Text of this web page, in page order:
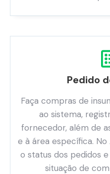
Pedido
Faça compras de
ao sistema,
fornecedor, além de
e à área específica.
o status dos pedidos
situação de